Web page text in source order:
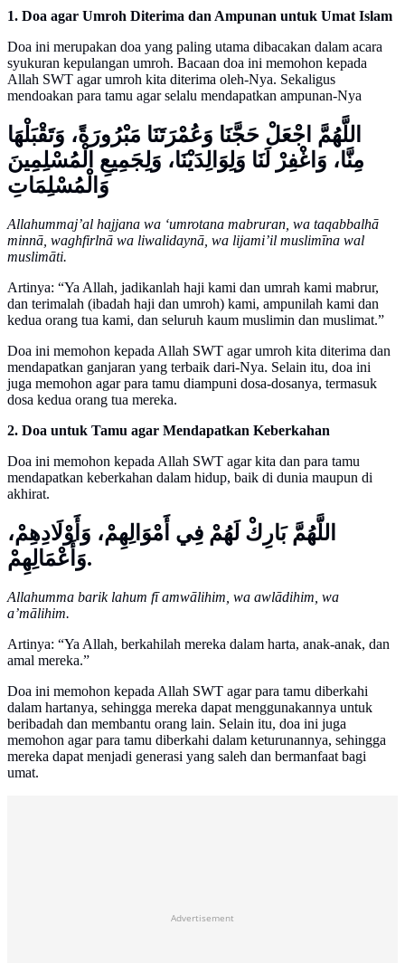
1. Doa agar Umroh Diterima dan Ampunan untuk Umat Islam
Doa ini merupakan doa yang paling utama dibacakan dalam acara
syukuran kepulangan umroh. Bacaan doa ini memohon kepada
Allah SWT agar umroh kita diterima oleh-Nya. Sekaligus
mendoakan para tamu agar selalu mendapatkan ampunan-Nya
اللَّهُمَّ اجْعَلْ حَجَّنَا وَعُمْرَتَنَا مَبْرُورَةً، وَتَقْبَلْهَا
مِنَّا، وَاغْفِرْ لَنَا وَلِوَالِدَيْنَا، وَلِجَمِيعِ الْمُسْلِمِينَ
وَالْمُسْلِمَاتِ
Allahummaj’al hajjana wa ‘umrotana mabruran, wa taqabbalhā
minnā, waghfirlnā wa liwalidaynā, wa lijami’il muslimīna wal
muslimāti.
Artinya: “Ya Allah, jadikanlah haji kami dan umrah kami mabrur,
dan terimalah (ibadah haji dan umroh) kami, ampunilah kami dan
kedua orang tua kami, dan seluruh kaum muslimin dan muslimat.”
Doa ini memohon kepada Allah SWT agar umroh kita diterima dan
mendapatkan ganjaran yang terbaik dari-Nya. Selain itu, doa ini
juga memohon agar para tamu diampuni dosa-dosanya, termasuk
dosa kedua orang tua mereka.
2. Doa untuk Tamu agar Mendapatkan Keberkahan
Doa ini memohon kepada Allah SWT agar kita dan para tamu
mendapatkan keberkahan dalam hidup, baik di dunia maupun di
akhirat.
اللَّهُمَّ بَارِكْ لَهُمْ فِي أَمْوَالِهِمْ، وَأَوْلَادِهِمْ،
وَأَعْمَالِهِمْ.
Allahumma barik lahum fī amwālihim, wa awlādihim, wa
a’mālihim.
Artinya: “Ya Allah, berkahilah mereka dalam harta, anak-anak, dan
amal mereka.”
Doa ini memohon kepada Allah SWT agar para tamu diberkahi
dalam hartanya, sehingga mereka dapat menggunakannya untuk
beribadah dan membantu orang lain. Selain itu, doa ini juga
memohon agar para tamu diberkahi dalam keturunannya, sehingga
mereka dapat menjadi generasi yang saleh dan bermanfaat bagi
umat.
Advertisement